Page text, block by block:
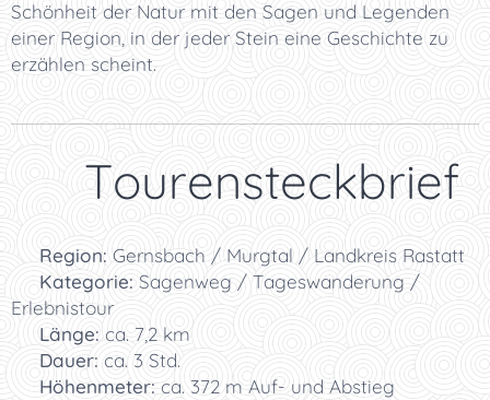
Schönheit der Natur mit den Sagen und Legenden
einer Region, in der jeder Stein eine Geschichte zu
erzählen scheint.
📋 Tourensteckbrief
Region: Gernsbach / Murgtal / Landkreis Rastatt
Kategorie: Sagenweg / Tageswanderung /
Erlebnistour
Länge: ca. 7,2 km
Dauer: ca. 3 Std.
Höhenmeter: ca. 372 m Auf- und Abstieg